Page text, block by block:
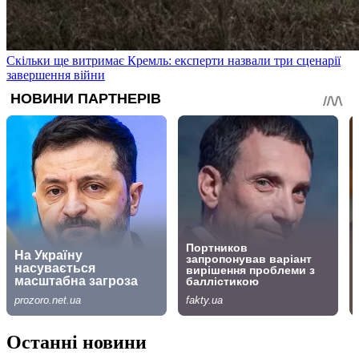
Скільки ще витримає Кремль: експерти назвали три сценарії
завершення війни
Останні новини